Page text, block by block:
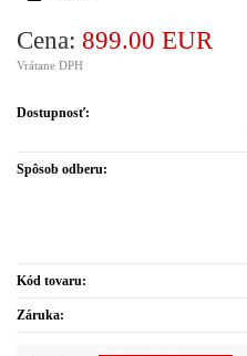
Cena: 899.00 EUR
Vrátane DPH
Dostupnosť:
Spôsob odberu:
Kód tovaru:
Záruka: